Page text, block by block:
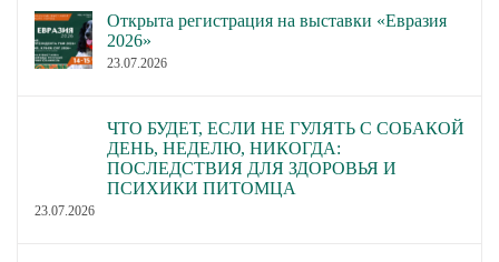
Открыта регистрация на выставки «Евразия
2026»
23.07.2026
ЧТО БУДЕТ, ЕСЛИ НЕ ГУЛЯТЬ С СОБАКОЙ
ДЕНЬ, НЕДЕЛЮ, НИКОГДА:
ПОСЛЕДСТВИЯ ДЛЯ ЗДОРОВЬЯ И
ПСИХИКИ ПИТОМЦА
23.07.2026